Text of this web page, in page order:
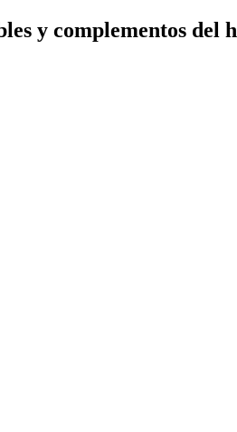
y complementos del